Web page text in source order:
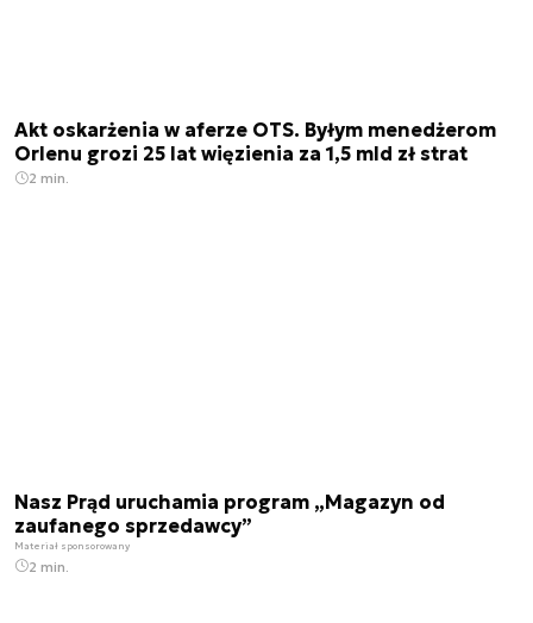
Akt oskarżenia w aferze OTS. Byłym menedżerom
Orlenu grozi 25 lat więzienia za 1,5 mld zł strat
2 min.
Nasz Prąd uruchamia program „Magazyn od
zaufanego sprzedawcy”
Materiał sponsorowany
2 min.